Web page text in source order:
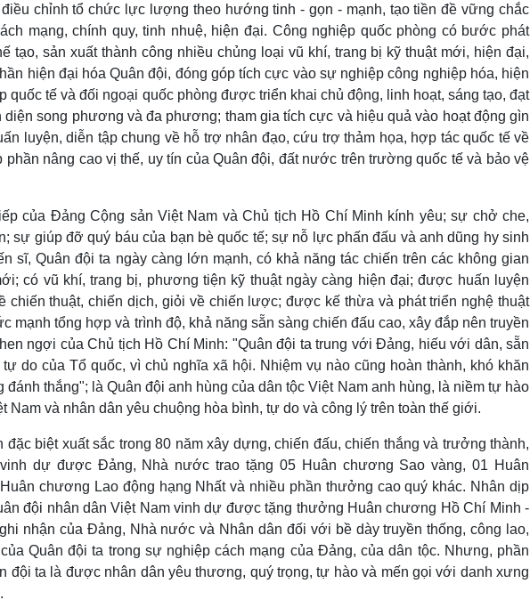
chỉnh tổ chức lực lượng theo hướng tinh - gọn - mạnh, tạo tiền đề vững chắc
mạng, chính quy, tinh nhuệ, hiện đại. Công nghiệp quốc phòng có bước phát
tạo, sản xuất thành công nhiều chủng loại vũ khí, trang bị kỹ thuật mới, hiện đại,
hiện đại hóa Quân đội, đóng góp tích cực vào sự nghiệp công nghiệp hóa, hiện
quốc tế và đối ngoại quốc phòng được triển khai chủ động, linh hoạt, sáng tạo, đạt
song phương và đa phương; tham gia tích cực và hiệu quả vào hoạt động gìn
luyện, diễn tập chung về hỗ trợ nhân đạo, cứu trợ thảm họa, hợp tác quốc tế về
phần nâng cao vị thế, uy tín của Quân đội, đất nước trên trường quốc tế và bảo vệ
của Đảng Cộng sản Việt Nam và Chủ tịch Hồ Chí Minh kính yêu; sự chở che,
sự giúp đỡ quý báu của bạn bè quốc tế; sự nỗ lực phấn đấu và anh dũng hy sinh
sĩ, Quân đội ta ngày càng lớn mạnh, có khả năng tác chiến trên các không gian
có vũ khí, trang bị, phương tiện kỹ thuật ngày càng hiện đại; được huấn luyện
chiến thuật, chiến dịch, giỏi về chiến lược; được kế thừa và phát triển nghệ thuật
mạnh tổng hợp và trình độ, khả năng sẵn sàng chiến đấu cao, xây đắp nên truyền
ngợi của Chủ tịch Hồ Chí Minh: "Quân đội ta trung với Đảng, hiếu với dân, sẵn
do của Tổ quốc, vì chủ nghĩa xã hội. Nhiệm vụ nào cũng hoàn thành, khó khăn
thắng"; là Quân đội anh hùng của dân tộc Việt Nam anh hùng, là niềm tự hào
và nhân dân yêu chuộng hòa bình, tự do và công lý trên toàn thế giới.
biệt xuất sắc trong 80 năm xây dựng, chiến đấu, chiến thắng và trưởng thành,
dự được Đảng, Nhà nước trao tặng 05 Huân chương Sao vàng, 01 Huân
chương Lao động hạng Nhất và nhiều phần thưởng cao quý khác. Nhân dịp
đội nhân dân Việt Nam vinh dự được tặng thưởng Huân chương Hồ Chí Minh -
nhận của Đảng, Nhà nước và Nhân dân đối với bề dày truyền thống, công lao,
Quân đội ta trong sự nghiệp cách mạng của Đảng, của dân tộc. Nhưng, phần
đội ta là được nhân dân yêu thương, quý trọng, tự hào và mến gọi với danh xưng